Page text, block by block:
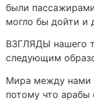
были
могло бы дойти и
ВЗГЛЯДЫ нашего
следующим
Мира между нами
потому что арабы